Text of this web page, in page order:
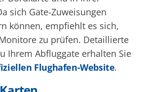
sich Gate-Zuweisungen
können, empfiehlt es sich,
zu prüfen. Detaillierte
Ihrem Abfluggate erhalten Sie
Flughafen-Website.